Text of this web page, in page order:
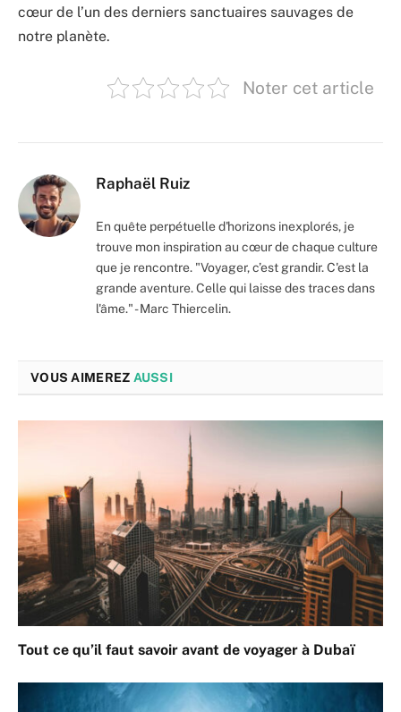
cœur de l’un des derniers sanctuaires sauvages de
notre planète.
Noter cet article
Raphaël Ruiz
En quête perpétuelle d'horizons inexplorés, je
trouve mon inspiration au cœur de chaque culture
que je rencontre. "Voyager, c’est grandir. C'est la
grande aventure. Celle qui laisse des traces dans
l'âme." - Marc Thiercelin.
VOUS AIMEREZ AUSSI
Tout ce qu’il faut savoir avant de voyager à Dubaï